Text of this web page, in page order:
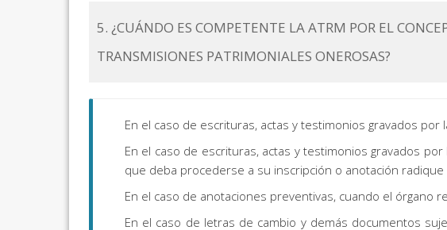
5. ¿CUÁNDO ES COMPETENTE LA ATRM POR EL
TRANSMISIONES PATRIMONIALES ONEROSAS?
En el caso de escrituras, actas y testimonios gravados
En el caso de escrituras, actas y testimonios gravados
que deba procederse a su inscripción o anotación radique
En el caso de anotaciones preventivas, cuando el órgano
En el caso de letras de cambio y demás documentos